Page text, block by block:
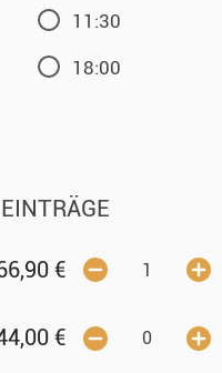
11:30
18:00
€
€